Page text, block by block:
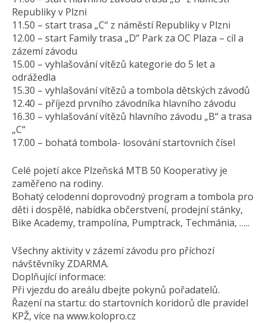
Republiky v Plzni
11.50 – start trasa „C“ z náměstí Republiky v Plzni
12.00 – start Family trasa „D“ Park za OC Plaza – cíl a
zázemí závodu
15.00 – vyhlašování vítězů kategorie do 5 let a
odrážedla
15.30 – vyhlašování vítězů a tombola dětských závodů
12.40 – příjezd prvního závodníka hlavního závodu
16.30 – vyhlašování vítězů hlavního závodu „B“ a trasa
„C“
17.00 – bohatá tombola- losování startovních čísel
Celé pojetí akce Plzeňská MTB 50 Kooperativy je
zaměřeno na rodiny.
Bohatý celodenní doprovodný program a tombola pro
děti i dospělé, nabídka občerstvení, prodejní stánky,
Bike Academy, trampolína, Pumptrack, Techmánia, …..
Všechny aktivity v zázemí závodu pro příchozí
návštěvníky ZDARMA.
Doplňující informace:
Při vjezdu do areálu dbejte pokynů pořadatelů.
Řazení na startu: do startovních koridorů dle pravidel
KPŽ, více na www.kolopro.cz